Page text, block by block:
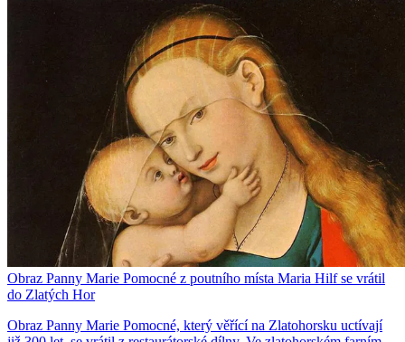
Obraz Panny Marie Pomocné z poutního místa Maria Hilf se vrátil
do Zlatých Hor
Obraz Panny Marie Pomocné, který věřící na Zlatohorsku uctívají